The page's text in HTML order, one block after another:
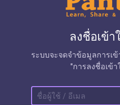
ลงชื่อเข้า
ระบบจะจดจำข้อมูลการเ
"การลงชื่อเข้า